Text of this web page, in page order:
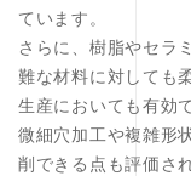
ています。
さらに、樹脂やセラ
難な材料に対しても
生産においても有効
微細穴加工や複雑形
削できる点も評価さ